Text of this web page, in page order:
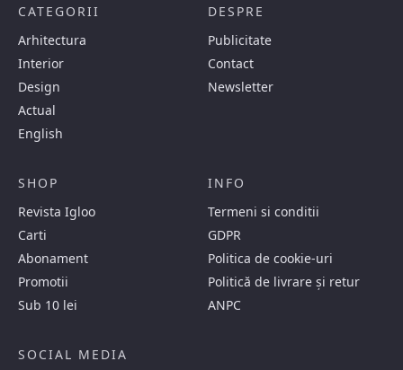
CATEGORII
Arhitectura
Interior
Design
Actual
English
DESPRE
Publicitate
Contact
Newsletter
SHOP
Revista Igloo
Carti
Abonament
Promotii
Sub 10 lei
INFO
Termeni si conditii
GDPR
Politica de cookie-uri
Politică de livrare și retur
ANPC
SOCIAL MEDIA